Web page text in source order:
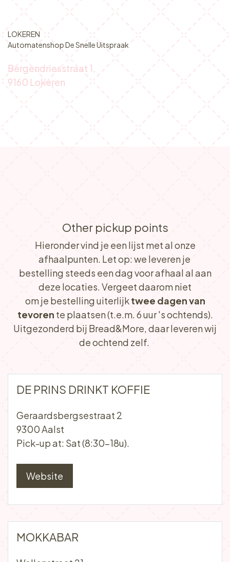
Gantoise
Noorderlaan 10,
9000Gent
DENTERGEM
Slagerij Robby & Angelique
Markegemsesteenweg 23,8720 Dentergem
9160 Lokeren
Other pickup points​
Hieronder vind je een lijst met al onze
bestelling steeds een dag voor afhaal al aan
deze locaties. Vergeet daarom niet
om je bestelling uiterlijk
tevorente plaatsen (t.e.m. 6 uur 's ochtends).
Uitgezonderd bij Bread&More, daar leveren wij
DE PRINS DRINKT KOFFIE